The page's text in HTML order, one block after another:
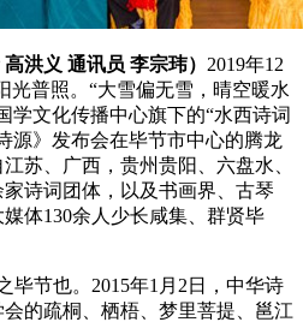
洪义 通讯员 李宗玮） 2019年12
光普照。“大雪偏无雪，晴空暖水
学文化传播中心旗下的“水西诗词
源》发布会在毕节市中心的腾龙
苏、广西，贵州贵阳、六盘水、
诗词团体，以及书画界、古琴
体130余人少长咸集、群贤毕
节也。2015年1月2日，中华诗
的疏桐、栖梧、梦里菩提、邕江